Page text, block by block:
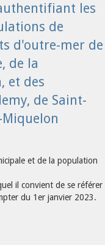
les
de
d'outre-mer de
de la
et des
de Saint-
et de la population
il convient de se référer
du 1er janvier 2023.